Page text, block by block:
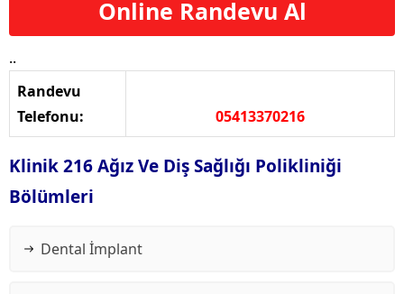
Online Randevu Al
..
Randevu
Telefonu:
05413370216
Klinik 216 Ağız Ve Diş Sağlığı Polikliniği
Bölümleri
Dental İmplant